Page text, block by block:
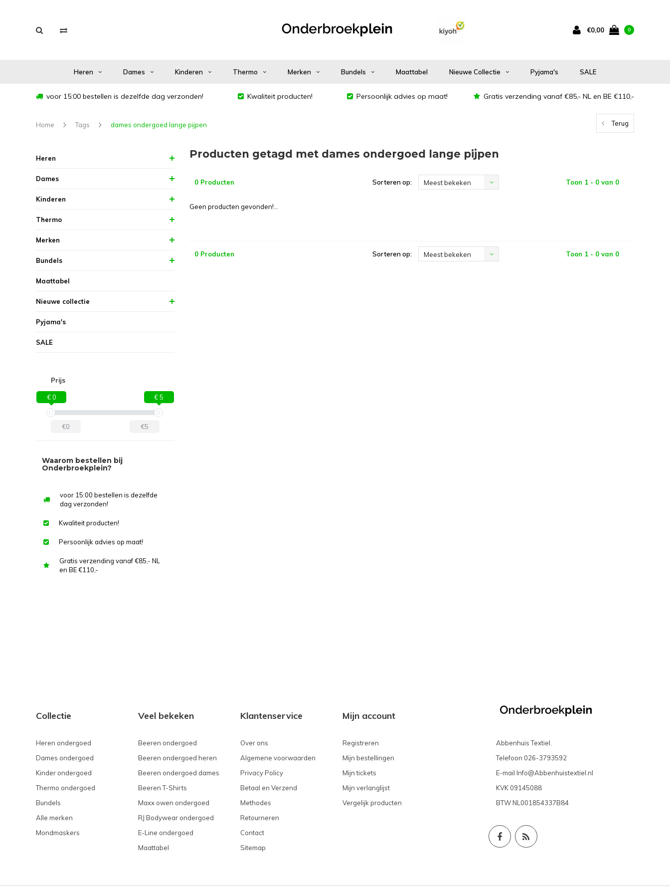
€0,00 0
Heren Dames Kinderen Thermo Merken Bundels Maattabel Nieuwe Collectie Pyjama's SALE
voor 15:00 bestellen is dezelfde dag verzonden! Kwaliteit producten! Persoonlijk advies op maat! Gratis verzending vanaf €85,- NL en BE €110,-
Home Tags dames ondergoed lange pijpen Terug
Heren
Dames
Kinderen
Thermo
Merken
Bundels
Maattabel
Nieuwe collectie
Pyjama's
SALE
Prijs
€ 0 € 5
€0 €5
Waarom bestellen bij
Onderbroekplein?
voor 15:00 bestellen is dezelfde
dag verzonden!
Kwaliteit producten!
Persoonlijk advies op maat!
Gratis verzending vanaf €85,- NL
en BE €110,-
Producten getagd met dames ondergoed lange pijpen
0 Producten Sorteren op: Meest bekeken Toon 1 - 0 van 0
Geen producten gevonden!...
0 Producten Sorteren op: Meest bekeken Toon 1 - 0 van 0
Collectie
Heren ondergoed
Dames ondergoed
Kinder ondergoed
Thermo ondergoed
Bundels
Alle merken
Mondmaskers
Veel bekeken
Beeren ondergoed
Beeren ondergoed heren
Beeren ondergoed dames
Beeren T-Shirts
Maxx owen ondergoed
RJ Bodywear ondergoed
E-Line ondergoed
Maattabel
Klantenservice
Over ons
Algemene voorwaarden
Privacy Policy
Betaal en Verzend
Methodes
Retourneren
Contact
Sitemap
Mijn account
Registreren
Mijn bestellingen
Mijn tickets
Mijn verlanglijst
Vergelijk producten
Abbenhuis Textiel.
Telefoon 026-3793592
E-mail Info@Abbenhuistextiel.nl
KVK 09145088
BTW NL001854337B84